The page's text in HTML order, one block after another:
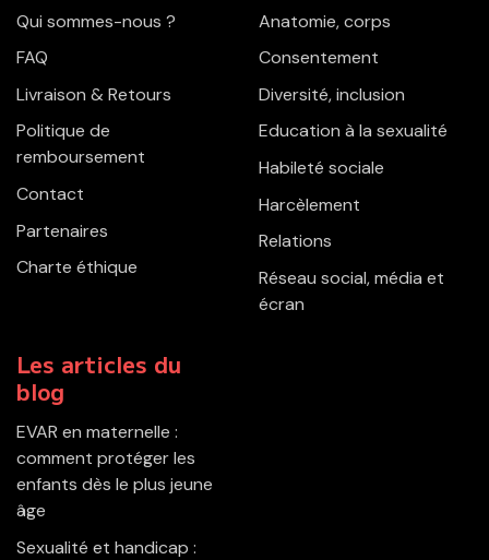
Qui sommes-nous ?
FAQ
Livraison & Retours
Politique de
remboursement
Contact
Partenaires
Charte éthique
Anatomie, corps
Consentement
Diversité, inclusion
Education à la sexualité
Habileté sociale
Harcèlement
Relations
Réseau social, média et
écran
Les articles du
blog
EVAR en maternelle :
comment protéger les
enfants dès le plus jeune
âge
Sexualité et handicap :